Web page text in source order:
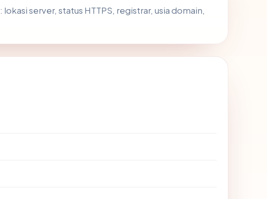
: lokasi server, status HTTPS, registrar, usia domain,